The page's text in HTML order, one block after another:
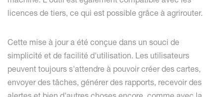
licences de tiers, ce qui est possible grâce à agrirouter.
Cette mise à jour a été conçue dans un souci de
simplicité et de facilité d'utilisation. Les utilisateurs
peuvent toujours s'attendre à pouvoir créer des cartes,
envoyer des tâches, générer des rapports, recevoir des